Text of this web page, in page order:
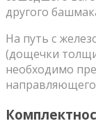
другого
На путь с
(дощечки
необходимо